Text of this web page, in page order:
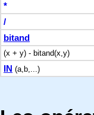
*
/
bitand
(x + y) - bitand(x,y)
IN (a,b,...)